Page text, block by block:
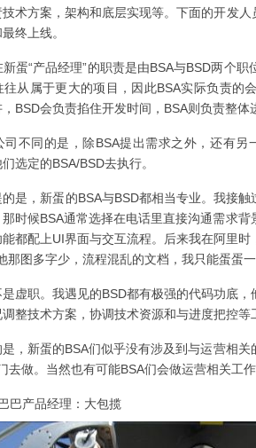
术方案，架构和底层实现等。下面的开发
终上线。
“产品经理”的职责是由BSA与BSD两个职
往从属于更大的项目，因此BSA实际负责的
BSD会负责掐住开发时间，BSA则负责整体
同的是，除BSA提出需求之外，还有另
选定的BSA/BSD去执行。
，新蛋的BSA与BSD都相当专业。我接触
时候BSA通常选择在电话里直接沟通需求
能都配上UI界面与交互流程。后来我在阿里
那图多字少，流程混乱的文档，我只能蛋蛋一
职。我遇见的BSD都有极强的代码功底，
整技术方案，协调技术资源和与进度把控等
新蛋的BSA们似乎没有涉及到与运营相关
去做。当然也有可能BSA们会做运营相关工
产品经理：大包揽